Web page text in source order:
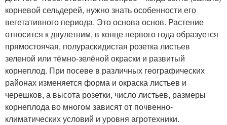
корневой сельдерей, нужно знать особенности его
вегетативного периода. Это основа основ. Растение
относится к двулетним, в конце первого года образуется
прямостоячая, полураскидистая розетка листьев
зеленой или тёмно-зелёной окраски и развитый
корнеплод. При посеве в различных географических
районах изменяется форма и окраска листьев и
черешков, а высота розетки, число листьев, размеры
корнеплода во многом зависят от почвенно-
климатических условий и уровня агротехники.